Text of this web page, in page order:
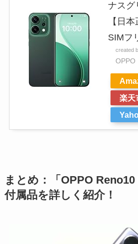
ナスグ
【日
SIMフ
created
OPPO
楽天
まとめ：「OPPO
付属品を詳しく紹介！